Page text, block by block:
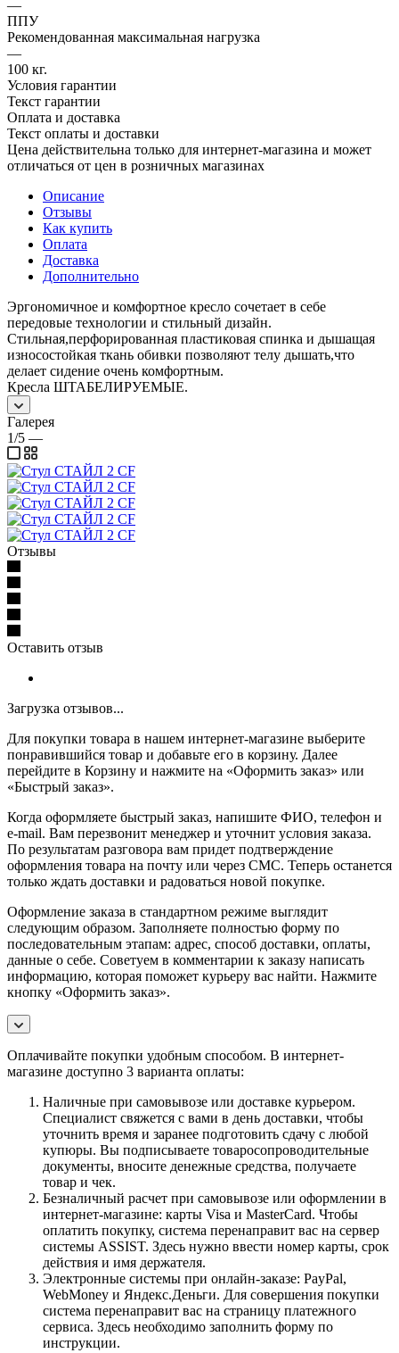
—
ППУ
Рекомендованная максимальная нагрузка
—
100 кг.
Условия гарантии
Текст гарантии
Оплата и доставка
Текст оплаты и доставки
Цена действительна только для интернет-магазина и может
отличаться от цен в розничных магазинах
Описание
Отзывы
Как купить
Оплата
Доставка
Дополнительно
Эргономичное и комфортное кресло сочетает в себе
передовые технологии и стильный дизайн.
Стильная,перфорированная пластиковая спинка и дышащая
износостойкая ткань обивки позволяют телу дышать,что
делает сидение очень комфортным.
Кресла ШТАБЕЛИРУЕМЫЕ.
Галерея
1/5 —
Отзывы
Оставить отзыв
Загрузка отзывов...
Для покупки товара в нашем интернет-магазине выберите
понравившийся товар и добавьте его в корзину. Далее
перейдите в Корзину и нажмите на «Оформить заказ» или
«Быстрый заказ».
Когда оформляете быстрый заказ, напишите ФИО, телефон и
e-mail. Вам перезвонит менеджер и уточнит условия заказа.
По результатам разговора вам придет подтверждение
оформления товара на почту или через СМС. Теперь останется
только ждать доставки и радоваться новой покупке.
Оформление заказа в стандартном режиме выглядит
следующим образом. Заполняете полностью форму по
последовательным этапам: адрес, способ доставки, оплаты,
данные о себе. Советуем в комментарии к заказу написать
информацию, которая поможет курьеру вас найти. Нажмите
кнопку «Оформить заказ».
Оплачивайте покупки удобным способом. В интернет-
магазине доступно 3 варианта оплаты:
Наличные при самовывозе или доставке курьером.
Специалист свяжется с вами в день доставки, чтобы
уточнить время и заранее подготовить сдачу с любой
купюры. Вы подписываете товаросопроводительные
документы, вносите денежные средства, получаете
товар и чек.
Безналичный расчет при самовывозе или оформлении в
интернет-магазине: карты Visa и MasterCard. Чтобы
оплатить покупку, система перенаправит вас на сервер
системы ASSIST. Здесь нужно ввести номер карты, срок
действия и имя держателя.
Электронные системы при онлайн-заказе: PayPal,
WebMoney и Яндекс.Деньги. Для совершения покупки
система перенаправит вас на страницу платежного
сервиса. Здесь необходимо заполнить форму по
инструкции.